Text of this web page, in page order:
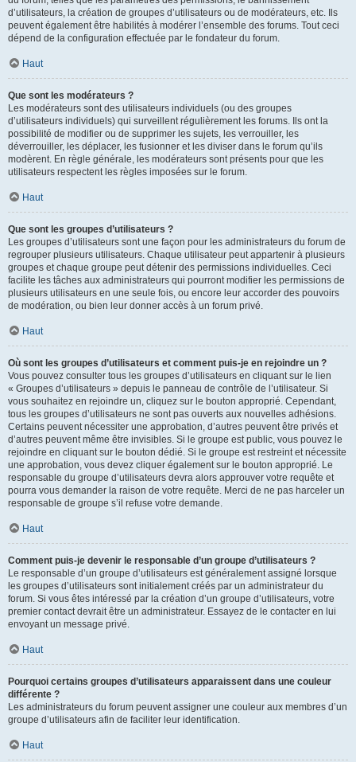
d’utilisateurs, la création de groupes d’utilisateurs ou de modérateurs, etc. Ils
peuvent également être habilités à modérer l’ensemble des forums. Tout ceci
dépend de la configuration effectuée par le fondateur du forum.
Haut
Que sont les modérateurs ?
Les modérateurs sont des utilisateurs individuels (ou des groupes
d’utilisateurs individuels) qui surveillent régulièrement les forums. Ils ont la
possibilité de modifier ou de supprimer les sujets, les verrouiller, les
déverrouiller, les déplacer, les fusionner et les diviser dans le forum qu’ils
modèrent. En règle générale, les modérateurs sont présents pour que les
utilisateurs respectent les règles imposées sur le forum.
Haut
Que sont les groupes d’utilisateurs ?
Les groupes d’utilisateurs sont une façon pour les administrateurs du forum de
regrouper plusieurs utilisateurs. Chaque utilisateur peut appartenir à plusieurs
groupes et chaque groupe peut détenir des permissions individuelles. Ceci
facilite les tâches aux administrateurs qui pourront modifier les permissions de
plusieurs utilisateurs en une seule fois, ou encore leur accorder des pouvoirs
de modération, ou bien leur donner accès à un forum privé.
Haut
Où sont les groupes d’utilisateurs et comment puis-je en rejoindre un ?
Vous pouvez consulter tous les groupes d’utilisateurs en cliquant sur le lien
« Groupes d’utilisateurs » depuis le panneau de contrôle de l’utilisateur. Si
vous souhaitez en rejoindre un, cliquez sur le bouton approprié. Cependant,
tous les groupes d’utilisateurs ne sont pas ouverts aux nouvelles adhésions.
Certains peuvent nécessiter une approbation, d’autres peuvent être privés et
d’autres peuvent même être invisibles. Si le groupe est public, vous pouvez le
rejoindre en cliquant sur le bouton dédié. Si le groupe est restreint et nécessite
une approbation, vous devez cliquer également sur le bouton approprié. Le
responsable du groupe d’utilisateurs devra alors approuver votre requête et
pourra vous demander la raison de votre requête. Merci de ne pas harceler un
responsable de groupe s’il refuse votre demande.
Haut
Comment puis-je devenir le responsable d’un groupe d’utilisateurs ?
Le responsable d’un groupe d’utilisateurs est généralement assigné lorsque
les groupes d’utilisateurs sont initialement créés par un administrateur du
forum. Si vous êtes intéressé par la création d’un groupe d’utilisateurs, votre
premier contact devrait être un administrateur. Essayez de le contacter en lui
envoyant un message privé.
Haut
Pourquoi certains groupes d’utilisateurs apparaissent dans une couleur
différente ?
Les administrateurs du forum peuvent assigner une couleur aux membres d’un
groupe d’utilisateurs afin de faciliter leur identification.
Haut